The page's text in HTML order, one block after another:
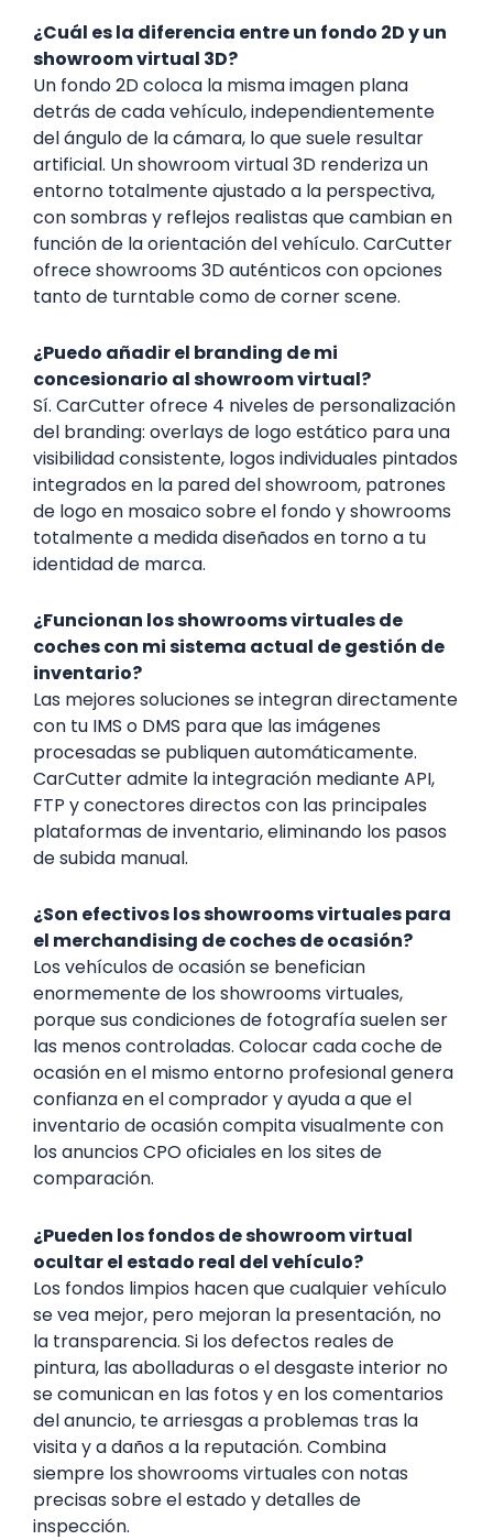
¿Cuál es la diferencia entre un fondo 2D y un
showroom virtual 3D?
Un fondo 2D coloca la misma imagen plana
detrás de cada vehículo, independientemente
del ángulo de la cámara, lo que suele resultar
artificial. Un showroom virtual 3D renderiza un
entorno totalmente ajustado a la perspectiva,
con sombras y reflejos realistas que cambian en
función de la orientación del vehículo. CarCutter
ofrece showrooms 3D auténticos con opciones
tanto de turntable como de corner scene.
¿Puedo añadir el branding de mi
concesionario al showroom virtual?
Sí. CarCutter ofrece 4 niveles de personalización
del branding: overlays de logo estático para una
visibilidad consistente, logos individuales pintados
integrados en la pared del showroom, patrones
de logo en mosaico sobre el fondo y showrooms
totalmente a medida diseñados en torno a tu
identidad de marca.
¿Funcionan los showrooms virtuales de
coches con mi sistema actual de gestión de
inventario?
Las mejores soluciones se integran directamente
con tu IMS o DMS para que las imágenes
procesadas se publiquen automáticamente.
CarCutter admite la integración mediante API,
FTP y conectores directos con las principales
plataformas de inventario, eliminando los pasos
de subida manual.
¿Son efectivos los showrooms virtuales para
el merchandising de coches de ocasión?
Los vehículos de ocasión se benefician
enormemente de los showrooms virtuales,
porque sus condiciones de fotografía suelen ser
las menos controladas. Colocar cada coche de
ocasión en el mismo entorno profesional genera
confianza en el comprador y ayuda a que el
inventario de ocasión compita visualmente con
los anuncios CPO oficiales en los sites de
comparación.
¿Pueden los fondos de showroom virtual
ocultar el estado real del vehículo?
Los fondos limpios hacen que cualquier vehículo
se vea mejor, pero mejoran la presentación, no
la transparencia. Si los defectos reales de
pintura, las abolladuras o el desgaste interior no
se comunican en las fotos y en los comentarios
del anuncio, te arriesgas a problemas tras la
visita y a daños a la reputación. Combina
siempre los showrooms virtuales con notas
precisas sobre el estado y detalles de
inspección.